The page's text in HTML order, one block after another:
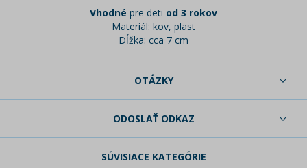
Vhodné pre deti od 3 rokov
Materiál: kov, plast
Dĺžka: cca 7 cm
OTÁZKY
ODOSLAŤ ODKAZ
SÚVISIACE KATEGÓRIE